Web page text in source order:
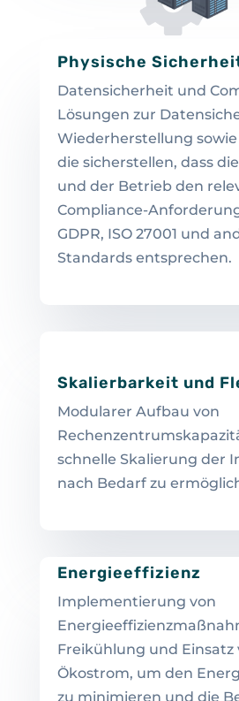
Physische
Datensicherheit und
Lösungen zur
Wiederherstellung
die sicherstellen, dass
und der Betrieb den
Compliance-
GDPR, ISO 27001 und
Standards entsprechen.
Skalierbarkeit und
Modularer Aufbau von
schnelle Skalierung der
nach Bedarf zu
Energieeffizienz
Implementierung von
Freikühlung und Einsatz
Ökostrom, um den
zu minimieren und die